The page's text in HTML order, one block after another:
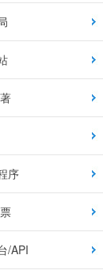
序
/API